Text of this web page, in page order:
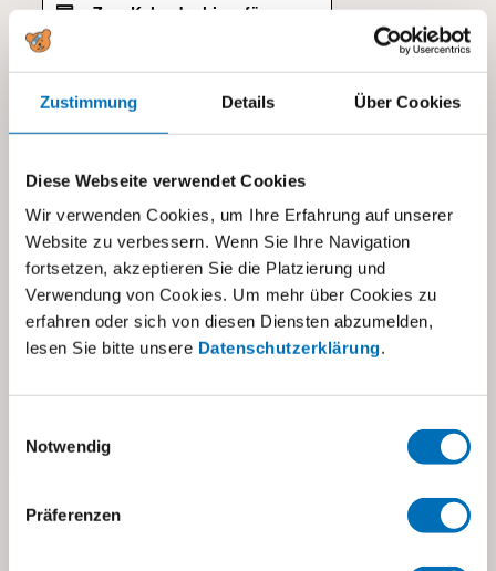
Zustimmung Details Über Cookies
Diese Webseite verwendet Cookies
Wir verwenden Cookies, um Ihre Erfahrung auf unserer
Website zu verbessern. Wenn Sie Ihre Navigation
fortsetzen, akzeptieren Sie die Platzierung und
Verwendung von Cookies. Um mehr über Cookies zu
erfahren oder sich von diesen Diensten abzumelden,
lesen Sie bitte unsere Datenschutzerklärung.
Notwendig
Präferenzen
Zum Kalender hinzufügen
DETAILS
Datum:
01.02.2024
19:00 - 21:00
Kategorien:
Alle,Eltern- und Fachberatung